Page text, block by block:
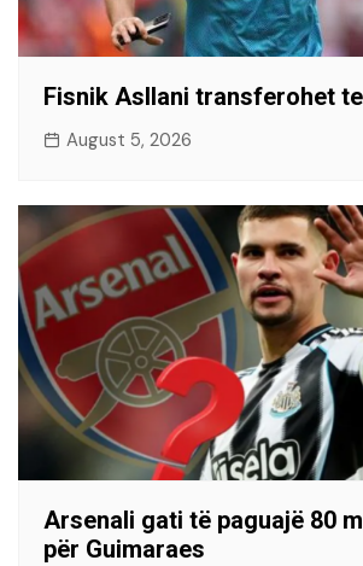
Fisnik Asllani transferohet
August 5, 2026
Arsenali gati të paguajë 80
për Guimaraes